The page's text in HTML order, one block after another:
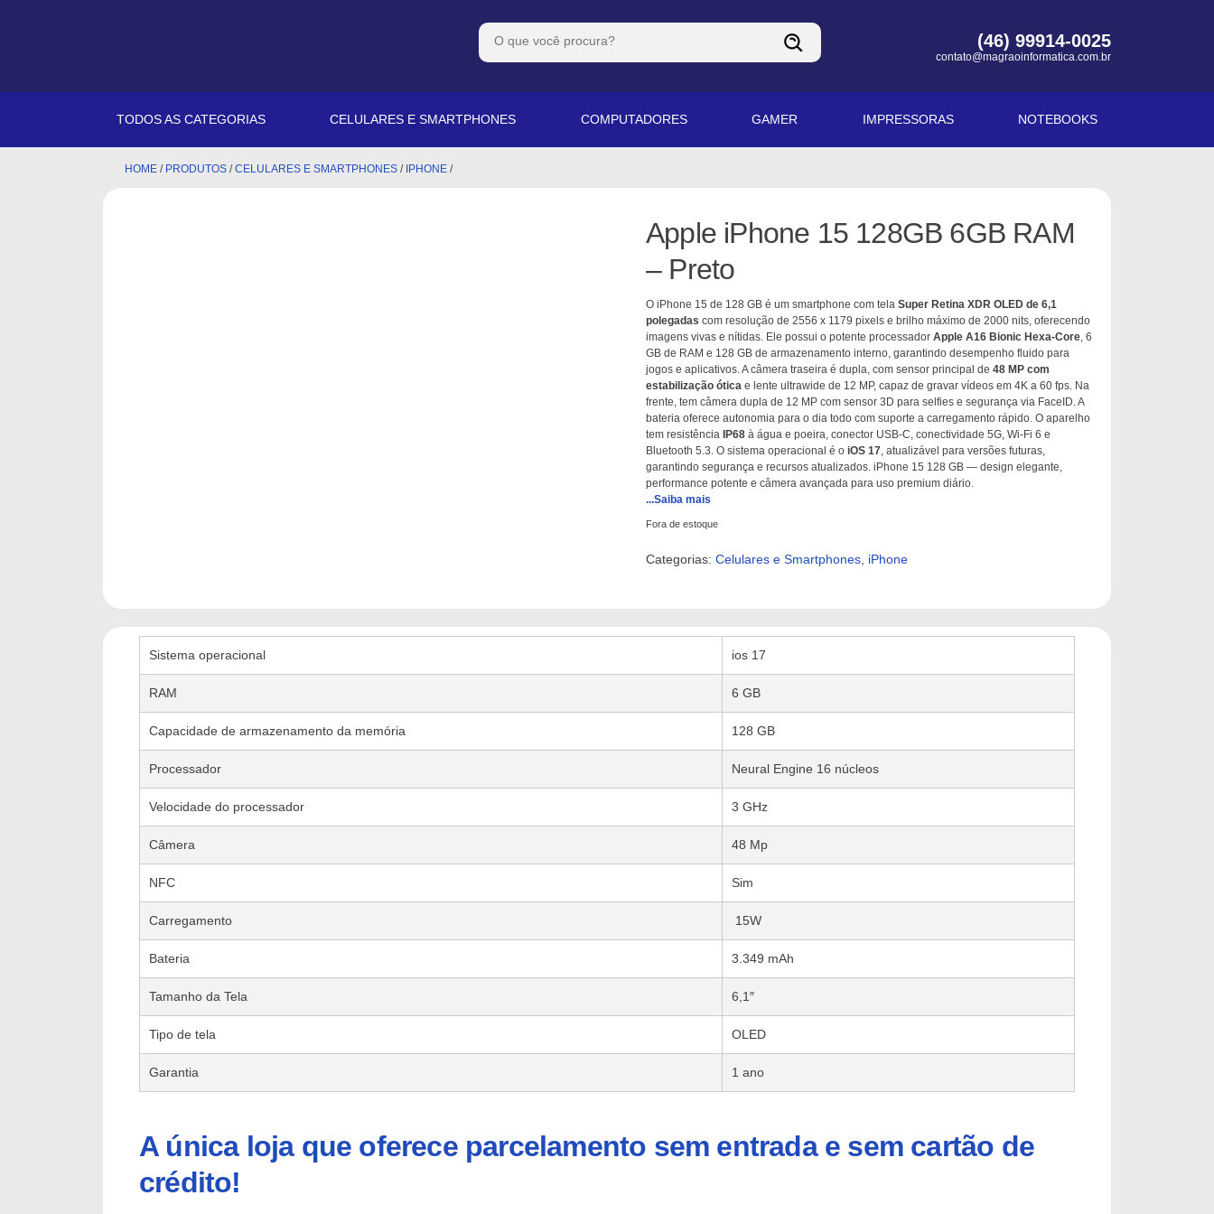
(46) 99914-0025
contato@magraoinformatica.com.br
TODOS AS CATEGORIAS CELULARES E SMARTPHONES COMPUTADORES GAMER IMPRESSORAS NOTEBOOKS
HOME / PRODUTOS /CELULARES E SMARTPHONES / IPHONE /
Apple iPhone 15 128GB 6GB RAM
– Preto
O iPhone 15 de 128 GB é um smartphone com telaSuper Retina XDR OLED de 6,1
polegadas com resolução de 2556 x 1179 pixels e brilho máximo de 2000 nits, oferecendo
imagens vivas e nítidas. Ele possui o potente processadorApple A16 Bionic Hexa-Core, 6
GB de RAM e 128 GB de armazenamento interno, garantindo desempenho fluido para
jogos e aplicativos. A câmera traseira é dupla, com sensor principal de48 MP com
estabilização ótica e lente ultrawide de 12 MP, capaz de gravar vídeos em 4K a 60 fps. Na
frente, tem câmera dupla de 12 MP com sensor 3D para selfies e segurança via FaceID. A
bateria oferece autonomia para o dia todo com suporte a carregamento rápido. O aparelho
tem resistência IP68 à água e poeira, conector USB-C, conectividade 5G, Wi-Fi 6 e
Bluetooth 5.3. O sistema operacional é oiOS 17, atualizável para versões futuras,
garantindo segurança e recursos atualizados. iPhone 15 128 GB — design elegante,
performance potente e câmera avançada para uso premium diário.
...Saiba mais
Fora de estoque
Categorias:Celulares e Smartphones iPhone
Sistema operacional ‎ios 17
RAM 6 GB
Capacidade de armazenamento da memória ‎128 GB
Processador ‎Neural Engine 16 núcleos
Velocidade do processador ‎3 GHz
Câmera 48 Mp
NFC ‎Sim
Carregamento 15W
Bateria 3.349 mAh
Tamanho da Tela 6,1″
Tipo de tela OLED
Garantia 1 ano
A única loja que oferece parcelamento sem entrada e sem cartão de
crédito!